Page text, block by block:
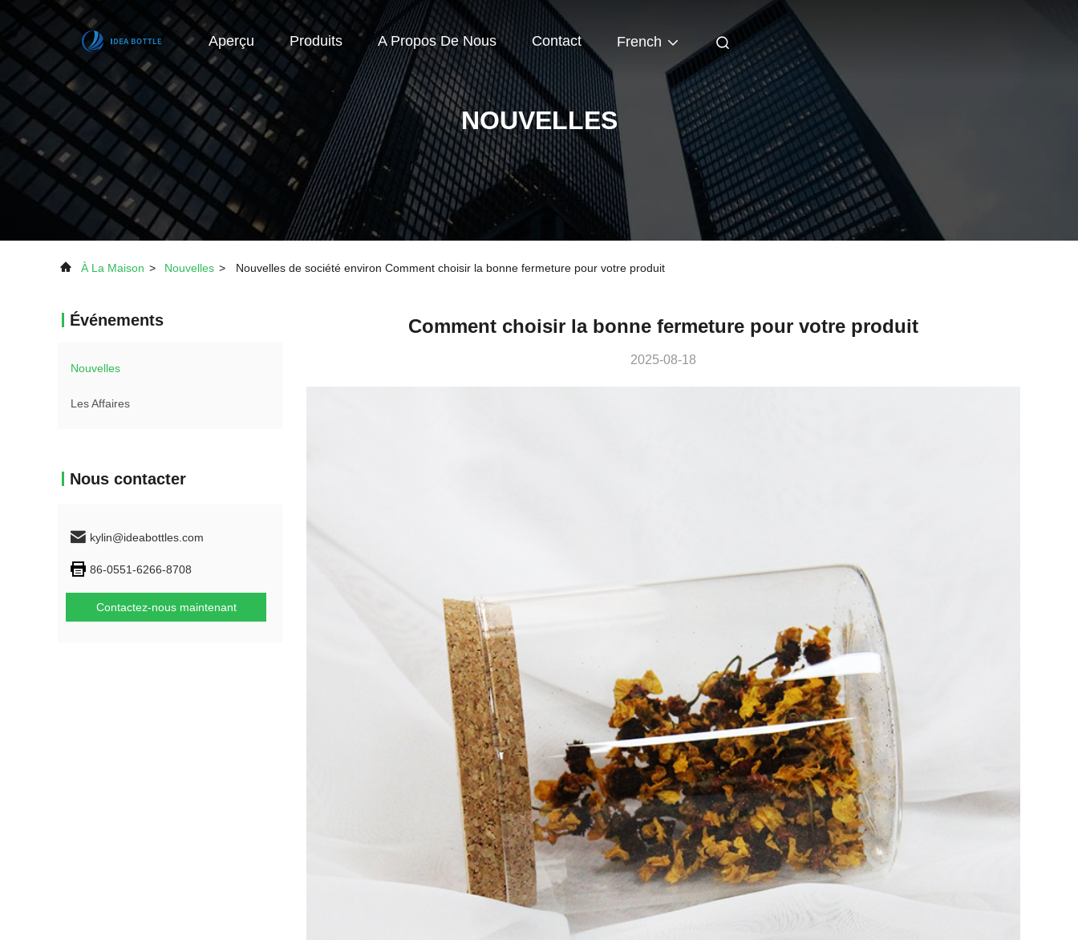
Aperçu Produits A Propos De Nous Contact French
NOUVELLES
À La Maison > Nouvelles > Nouvelles de société environ Comment choisir la bonne fermeture pour votre produit
Événements
Nouvelles
Les Affaires
Nous contacter
kylin@ideabottles.com
86-0551-6266-8708
Contactez-nous maintenant
Comment choisir la bonne fermeture pour votre produit
2025-08-18